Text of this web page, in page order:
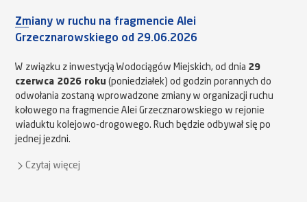
Zmiany w ruchu na fragmencie Alei
Grzecznarowskiego od 29.06.2026
W związku z inwestycją Wodociągów Miejskich, od dnia 29
czerwca 2026 roku (poniedziałek) od godzin porannych do
odwołania zostaną wprowadzone zmiany w organizacji ruchu
kołowego na fragmencie Alei Grzecznarowskiego w rejonie
wiaduktu kolejowo-drogowego. Ruch będzie odbywał się po
jednej jezdni.
Czytaj więcej